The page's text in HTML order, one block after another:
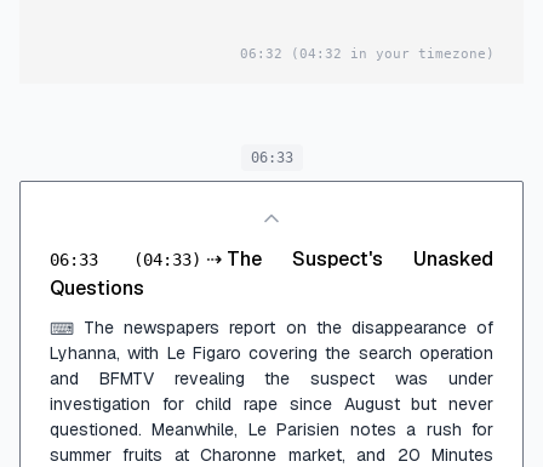
06:32 (04:32 in your timezone)
06:33
06:33 (04:33) ⇢ The Suspect's Unasked
Questions
⌨ The newspapers report on the disappearance of
Lyhanna, with Le Figaro covering the search operation
and BFMTV revealing the suspect was under
investigation for child rape since August but never
questioned. Meanwhile, Le Parisien notes a rush for
summer fruits at Charonne market, and 20 Minutes